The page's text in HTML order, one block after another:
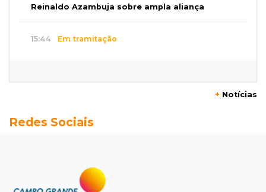
Reinaldo Azambuja sobre ampla aliança
15:44 Em tramitação
Caminhão envolvido em acidente com 4
Pagará indenização
Homem que atacou ex com motosserra na
+ Notícias
Redes Sociais